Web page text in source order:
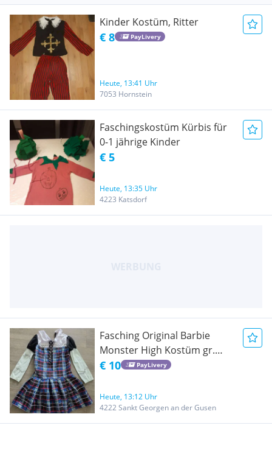
Kinder Kostüm, Ritter
€ 8 PayLivery
Heute, 13:41 Uhr
7053 Hornstein
Faschingskostüm Kürbis für
0-1 jährige Kinder
€ 5
Heute, 13:35 Uhr
4223 Katsdorf
Fasching Original Barbie
Monster High Kostüm gr.
134/140
€ 10 PayLivery
Heute, 13:12 Uhr
4222 Sankt Georgen an der Gusen